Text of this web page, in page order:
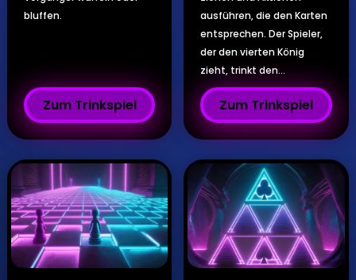
bluffen.
Zum Trinkspiel
ausführen, die den Karten
entsprechen. Der Spieler,
der den vierten König
zieht, trinkt den...
Zum Trinkspiel